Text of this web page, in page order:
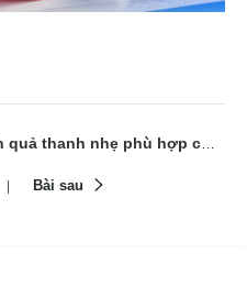
nhẹ phù hợp cho ngày bận rộn
Bài sau